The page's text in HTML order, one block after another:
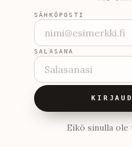
SÄHKÖPOSTI
SALASANA
Eikö sinulla ole